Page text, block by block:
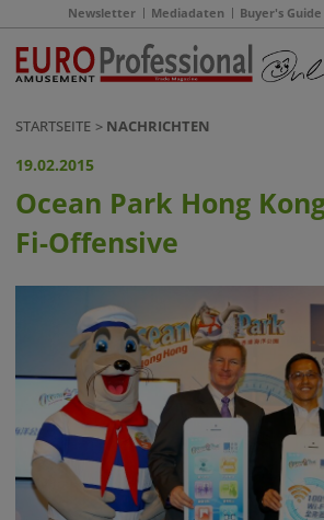
Newsletter Mediadaten Buyer's Guide
STARTSEITE NACHRICHTEN
19.02.2015
Ocean Park Hong
Fi-Offensive